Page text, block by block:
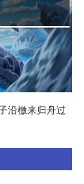
沿檄来归舟过